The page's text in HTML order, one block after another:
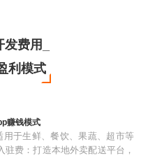
费用_
利模式
赚钱模式
于生鲜、餐饮、果蔬、超市等
费：打造本地外卖配送平台，